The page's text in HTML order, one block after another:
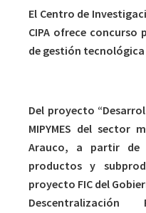
El Centro de
CIPA ofrece concurso
de gestión
Del proyecto
MIPYMES del sector
Arauco, a partir de
productos y
proyecto FIC del